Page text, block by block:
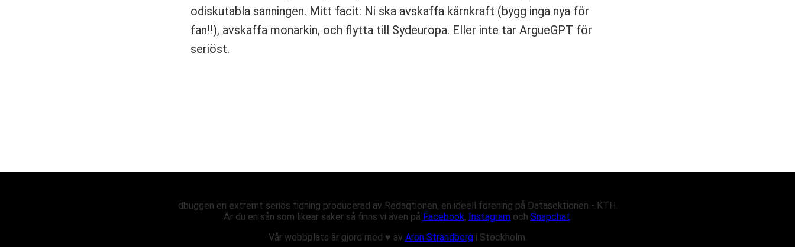
odiskutabla sanningen. Mitt facit: Ni ska avskaffa kärnkraft (bygg inga nya för
fan!!), avskaffa monarkin, och flytta till Sydeuropa. Eller inte tar ArgueGPT för
seriöst.
dbuggen en extremt seriös tidning producerad av Redaqtionen, en ideell förening på Datasektionen - KTH.
Är du en sån som likear saker så finns vi även på Facebook, Instagramoch Snapchat.
Vår webbplats är gjord med ♥ av Aron Strandbergi Stockholm.